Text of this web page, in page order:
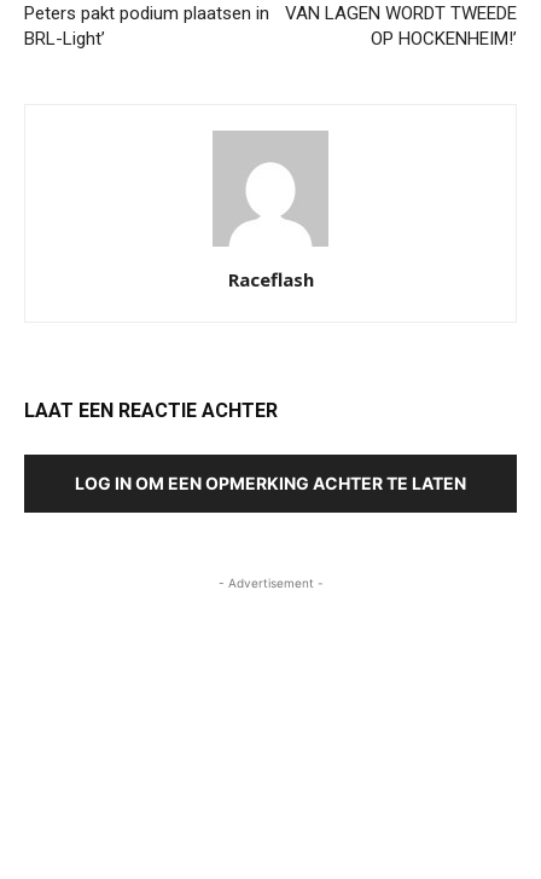
Peters pakt podium plaatsen in
BRL-Light’
VAN LAGEN WORDT TWEEDE
OP HOCKENHEIM!’
Raceflash
LAAT EEN REACTIE ACHTER
LOG IN OM EEN OPMERKING ACHTER TE LATEN
- Advertisement -